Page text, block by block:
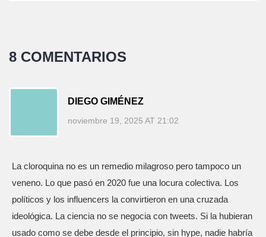
8 COMENTARIOS
DIEGO GIMÉNEZ
noviembre 19, 2025 AT 21:02
La cloroquina no es un remedio milagroso pero tampoco un
veneno. Lo que pasó en 2020 fue una locura colectiva. Los
políticos y los influencers la convirtieron en una cruzada
ideológica. La ciencia no se negocia con tweets. Si la hubieran
usado como se debe desde el principio, sin hype, nadie habría